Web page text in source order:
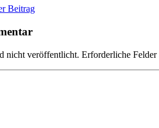
Beitrag
nicht veröffentlicht. Erforderliche Felder